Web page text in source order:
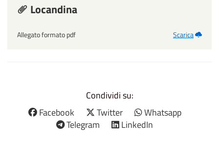
Locandina
Allegato formato pdf Scarica
Condividi su:
Facebook
Twitter
Whatsapp
Telegram
LinkedIn